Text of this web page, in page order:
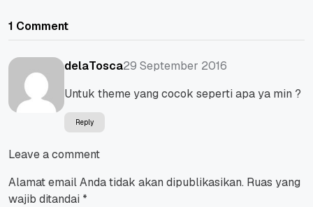
1 Comment
delaTosca29 September 2016
Untuk theme yang cocok seperti apa ya min ?
Reply
Leave a comment
Alamat email Anda tidak akan dipublikasikan. Ruas yang
wajib ditandai *